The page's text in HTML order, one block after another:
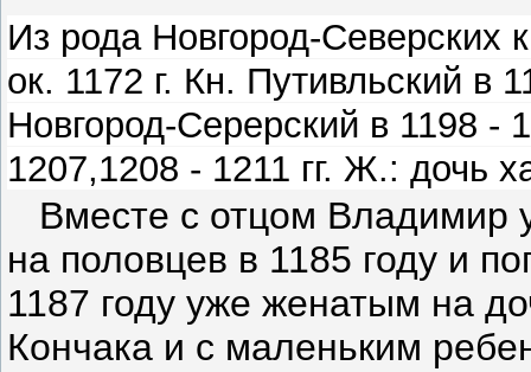
Из рода Новгород-Северских
ок. 1172 г. Кн. Путивльский в
Новгород-Серерский в 1198 -
1207,1208 - 1211 гг. Ж.: дочь
Вместе с отцом Владимир
на половцев в 1185 году и
1187 году уже женатым на
Кончака и с маленьким